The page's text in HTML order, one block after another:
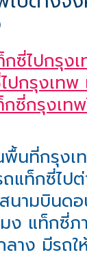
ซี่ไปกรุง
กรุงเทพ
ซี่กรุงเท
นที่กรุงเ
แท็กซี่ไป
ามบินดอ
ง แท็กซี่
าง มีรถใ